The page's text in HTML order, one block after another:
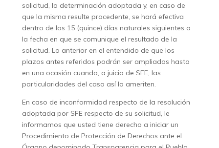
solicitud, la determinación adoptada y, en caso de
que la misma resulte procedente, se hará efectiva
dentro de los 15 (quince) días naturales siguientes a
la fecha en que se comunique el resultado de la
solicitud. Lo anterior en el entendido de que los
plazos antes referidos podrán ser ampliados hasta
en una ocasión cuando, a juicio de SFE, las
particularidades del caso así lo ameriten.
En caso de inconformidad respecto de la resolución
adoptada por SFE respecto de su solicitud, le
informamos que usted tiene derecho a iniciar un
Procedimiento de Protección de Derechos ante el